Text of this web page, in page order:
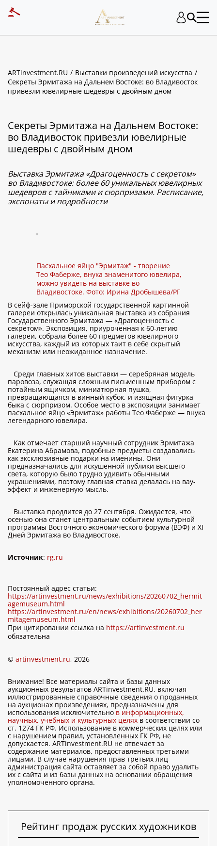
ARTinvestment.RU
Выставки произведений искусства
Секреты Эрмитажа на Дальнем Востоке: во Владивосток
привезли ювелирные шедевры с двойным дном
Секреты Эрмитажа на Дальнем Востоке:
во Владивосток привезли ювелирные
шедевры с двойным дном
Выставка Эрмитажа «Драгоценность с секретом»
во Владивостоке: более 60 уникальных ювелирных
шедевров с тайниками и сюрпризами. Расписание,
экспонаты и подробности
Пасхальное яйцо "Эрмитаж" - творение
Тео Фаберже, внука знаменитого ювелира,
можно увидеть на выставке во
Владивостоке. Фото: Ирина Дробышева/РГ
В сейф-зале Приморской государственной картинной
галереи открылась уникальная выставка из собрания
Государственного Эрмитажа — «Драгоценность с
секретом». Экспозиция, приуроченная к 60-летию
галереи, собрала более 60 предметов ювелирного
искусства, каждый из которых таит в себе скрытый
механизм или неожиданное назначение.
Среди главных хитов выставки — серебряная модель
паровоза, служащая сложным письменным прибором с
потайным ящичком, миниатюрная пушка,
превращающаяся в винный кубок, и изящная фигурка
быка с сюрпризом. Особое место в экспозиции занимает
пасхальное яйцо «Эрмитаж» работы Тео Фаберже — внука
легендарного ювелира.
Как отмечает старший научный сотрудник Эрмитажа
Екатерина Абрамова, подобные предметы создавались
как эксклюзивные подарки на именины. Они
предназначались для искушенной публики высшего
света, которую было трудно удивить обычными
украшениями, поэтому главная ставка делалась на вау-
эффект и инженерную мысль.
Выставка продлится до 27 сентября. Ожидается, что
осенью она станет центральным событием культурной
программы Восточного экономического форума (ВЭФ) и XI
Дней Эрмитажа во Владивостоке.
Источник: rg.ru
Постоянный адрес статьи:
https://artinvestment.ru/news/exhibitions/20260702_hermit
agemuseum.html
https://artinvestment.ru/en/news/exhibitions/20260702_her
mitagemuseum.html
При цитировании ссылка на https://artinvestment.ru
обязательна
© artinvestment.ru, 2026
Внимание! Все материалы сайта и базы данных
аукционных результатов ARTinvestment.RU, включая
иллюстрированные справочные сведения о проданных
на аукционах произведениях, предназначены для
использования исключительно в информационных,
научных, учебных и культурных целях в соответствии со
ст. 1274 ГК РФ. Использование в коммерческих целях или
с нарушением правил, установленных ГК РФ, не
допускается. ARTinvestment.RU не отвечает за
содержание материалов, предоставленных третьими
лицами. В случае нарушения прав третьих лиц
администрация сайта оставляет за собой право удалить
их с сайта и из базы данных на основании обращения
уполномоченного органа.
Рейтинг продаж русских художников